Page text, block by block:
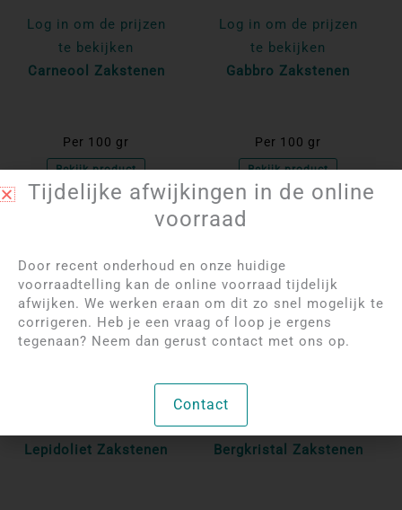
Log in om de prijzen
te bekijken
Carneool Zakstenen
Per 100 gr
Bekijk product
Log in om de prijzen
te bekijken
Gabbro Zakstenen
Per 100 gr
Bekijk product
NIET OP VOORRAAD
Lepidoliet Zakstenen
NIET OP VOORRAAD
Log in om de prijzen
Bergkristal Zakstenen
Tijdelijke afwijkingen in de online
voorraad
Door recent onderhoud en onze huidige
voorraadtelling kan de online voorraad tijdelijk
afwijken. We werken eraan om dit zo snel mogelijk te
corrigeren. Heb je een vraag of loop je ergens
tegenaan? Neem dan gerust contact met ons op.
Contact